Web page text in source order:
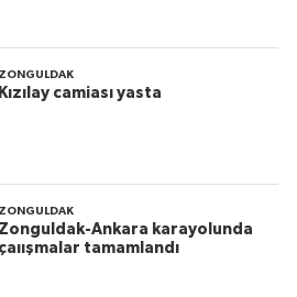
ZONGULDAK
Kızılay camiası yasta
ZONGULDAK
Zonguldak-Ankara karayolunda
çaıışmalar tamamlandı